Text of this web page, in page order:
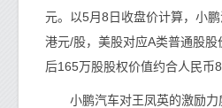
元。以5月8日收盘价计算，小
港元/股，美股对应A类普通股
后165万股股权价值约合人民币
小鹏汽车对王凤英的激励力